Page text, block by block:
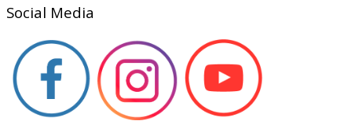
Social Media